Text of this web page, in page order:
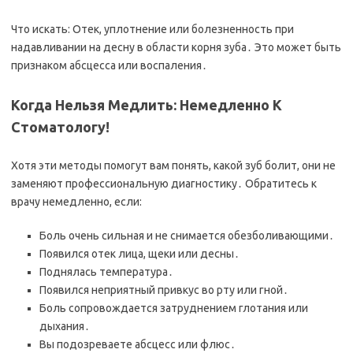
Что искать: Отек, уплотнение или болезненность при
надавливании на десну в области корня зуба․ Это может быть
признаком абсцесса или воспаления․
Когда Нельзя Медлить: Немедленно К
Стоматологу!
Хотя эти методы помогут вам понять, какой зуб болит, они не
заменяют профессиональную диагностику․ Обратитесь к
врачу немедленно, если:
Боль очень сильная и не снимается обезболивающими․
Появился отек лица, щеки или десны․
Поднялась температура․
Появился неприятный привкус во рту или гной․
Боль сопровождается затруднением глотания или
дыхания․
Вы подозреваете абсцесс или флюс․